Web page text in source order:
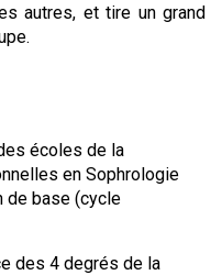
autres, et tire un grand
écoles de la
en Sophrologie
de base (cycle
des 4 degrés de la